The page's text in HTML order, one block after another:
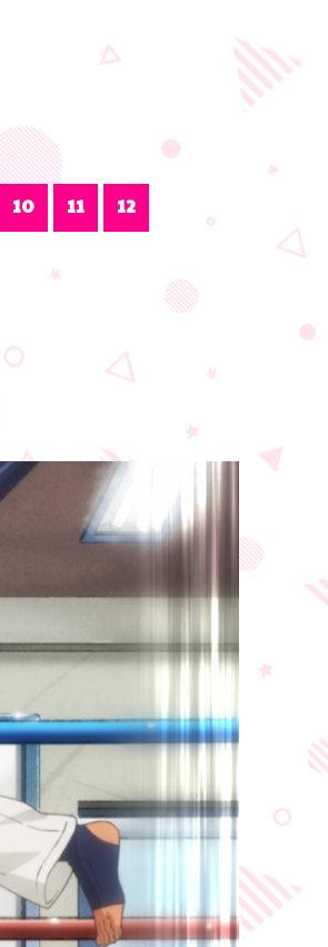
10 11 12